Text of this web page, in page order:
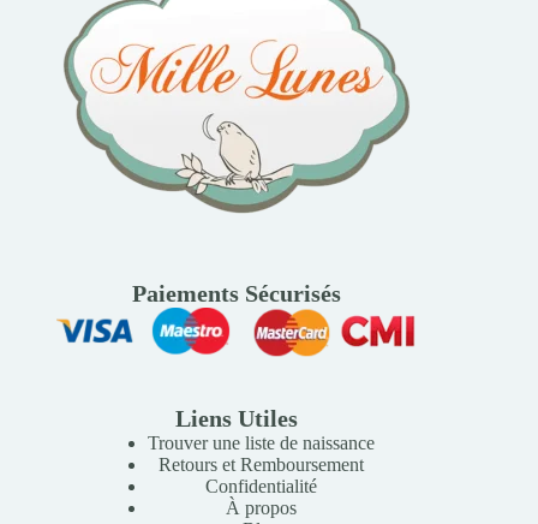
Paiements Sécurisés
Liens Utiles
Trouver une liste de naissance
Retours et Remboursement
Confidentialité
À propos